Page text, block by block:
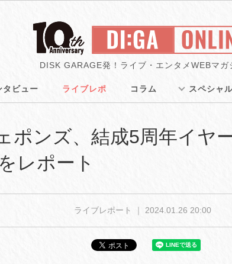
DISK GARAGE発！ライブ・エンタメWEBマガ
タビュー ライブレポ コラム スペシャ
ポンズ、結成5周年イヤ
レポート
ライブレポート ｜ 2024.01.26 20:00